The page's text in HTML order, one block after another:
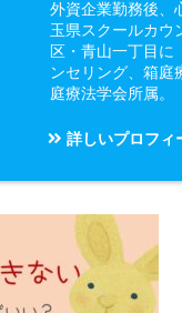
外資企業勤務後、
玉県スクールカウ
区・青山一丁目に
ンセリング、箱庭
庭療法学会所属。
詳しいプロフィ